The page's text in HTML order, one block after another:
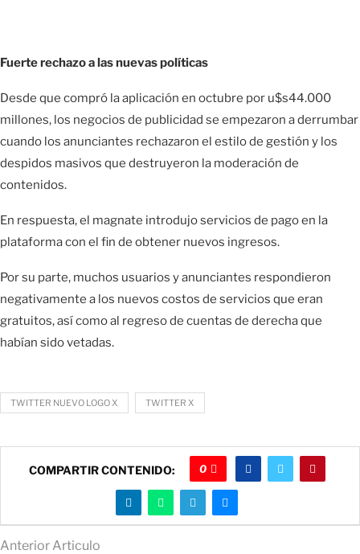
Fuerte rechazo a las nuevas políticas
Desde que compró la aplicación en octubre por u$s44.000
millones, los negocios de publicidad se empezaron a derrumbar
cuando los anunciantes rechazaron el estilo de gestión y los
despidos masivos que destruyeron la moderación de
contenidos.
En respuesta, el magnate introdujo servicios de pago en la
plataforma con el fin de obtener nuevos ingresos.
Por su parte, muchos usuarios y anunciantes respondieron
negativamente a los nuevos costos de servicios que eran
gratuitos, así como al regreso de cuentas de derecha que
habían sido vetadas.
TWITTER NUEVO LOGO X TWITTER X
COMPARTIR CONTENIDO: 0
Anterior Articulo